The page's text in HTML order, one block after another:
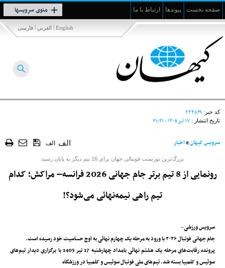
صفحه نخست پیوندها ارتباط با ما منوی سرویسها
Toggle
navigation
فارسی | العربي | English
کد خبر: ۳۳۳۸۴۹
تاریخ انتشار : ۱۷ تير ۱۴۰۵ - ۲۱:۴۱
سرویس کیهان»اخبار الف الف
بزرگ‌ترین تورنمنت فوتبالی جهان برای 16 تیم دیگر به پایان رسید
رونمایی از 8 تیم برتر جام جهانی 2026 فرانسه– مراکش؛ کدام
تیم راهی نیمه‌نهائی می‌شود؟!
سرویس ورزشی-
جام جهانی فوتبال ۲۰۲۶ با ورود به مرحله یک چهارم نهائی به اوج حساسیت خود رسیده است.
پرونده رقابت‌های مرحله یک هشتم نهائی بامداد چهارشنبه 17 تیر 1405 با برگزاری دیدار تیم‌های
سوئیس و کلمبیا بسته شد. تیم‌های ملی فوتبال سوئیس و کلمبیا در ورزشگاه